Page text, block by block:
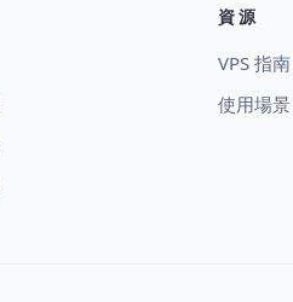
資源
VPS 指南
使用場景